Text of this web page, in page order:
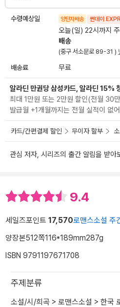
수령예상일 양탄자배송 썬데이
오늘(일) 22시까지
배송
(중구 서소문로 89-31 )
배송료 무료
알라딘 만권당 삼성카드, 알라딘 15%
최대 1만원 또는 2만원 할인(전월 30
발급월 +1개월까지는 전월 실적이 없
카드/간편결제 할인 무이자 할부
관심 저자, 시리즈의 출간 알림을 받아
9.4
세일즈포인트 17,570로맨스소설 주
양장본512쪽116*189mm287g
ISBN 9791197671708
주제분류
소설/시/희곡 > 로맨스소설 > 한국